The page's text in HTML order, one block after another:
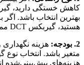
بهترین انتخاب باشد.
هستید، گیربکس DCT ممکن است مناسب‌تر باشد.
2. بودجه:
هزینه
متغیر باشد. انتخاب نوع
هزینه‌های پیش‌بینی‌شده